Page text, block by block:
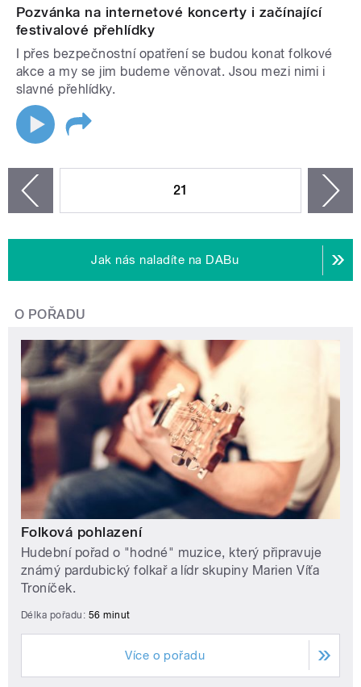
Pozvánka na internetové koncerty i začínající
festivalové přehlídky
I přes bezpečnostní opatření se budou konat folkové
akce a my se jim budeme věnovat. Jsou mezi nimi i
slavné přehlídky.
21
Jak nás naladíte na DABu
O POŘADU
Folková pohlazení
Hudební pořad o "hodné" muzice, který připravuje
známý pardubický folkař a lídr skupiny Marien Víťa
Troníček.
Délka pořadu: 56 minut
Více o pořadu